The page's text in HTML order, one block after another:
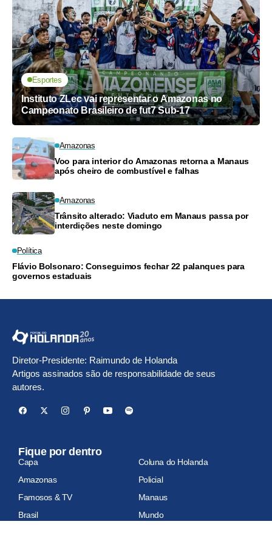
Esportes
Instituto ZLec vai representar o Amazonas no
Campeonato Brasileiro de fut7 Sub-17
Amazonas
Voo para interior do Amazonas retorna a Manaus
após cheiro de combustível e falhas
Amazonas
Trânsito alterado: Viaduto em Manaus passa por
interdições neste domingo
Política
Flávio Bolsonaro: Conseguimos fechar 22 palanques para
governos estaduais
Diretor-Presidente: Raimundo de Holanda
Artigos assinados são de responsabilidade de seus
autores.
Fique por dentro
Capa
Coluna do Holanda
Amazonas
Policial
Famosos & TV
Manaus
Brasil
Mundo